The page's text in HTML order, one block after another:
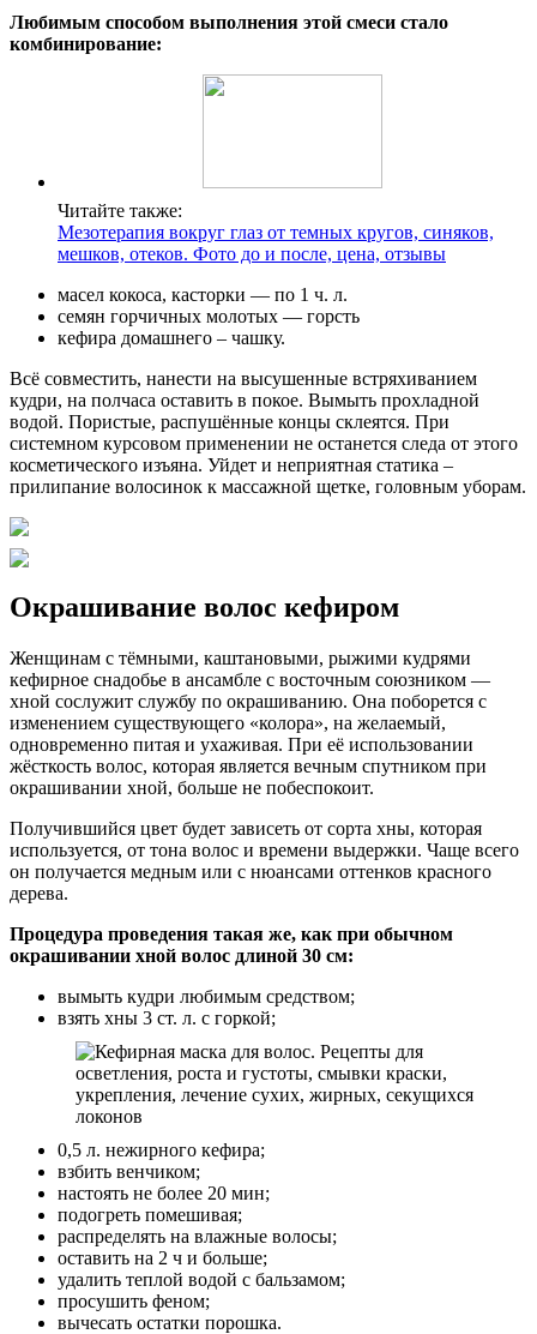
Любимым способом выполнения этой смеси стало
комбинирование:
Читайте также:
Мезотерапия вокруг глаз от темных кругов, синяков,
мешков, отеков. Фото до и после, цена, отзывы
масел кокоса, касторки — по 1 ч. л.
семян горчичных молотых — горсть
кефира домашнего – чашку.
Всё совместить, нанести на высушенные встряхиванием
кудри, на полчаса оставить в покое. Вымыть прохладной
водой. Пористые, распушённые концы склеятся. При
системном курсовом применении не останется следа от этого
косметического изъяна. Уйдет и неприятная статика –
прилипание волосинок к массажной щетке, головным уборам.
Окрашивание волос кефиром
Женщинам с тёмными, каштановыми, рыжими кудрями
кефирное снадобье в ансамбле с восточным союзником —
хной сослужит службу по окрашиванию. Она поборется с
изменением существующего «колора», на желаемый,
одновременно питая и ухаживая. При её использовании
жёсткость волос, которая является вечным спутником при
окрашивании хной, больше не побеспокоит.
Получившийся цвет будет зависеть от сорта хны, которая
используется, от тона волос и времени выдержки. Чаще всего
он получается медным или с нюансами оттенков красного
дерева.
Процедура проведения такая же, как при обычном
окрашивании хной волос длиной 30 см:
вымыть кудри любимым средством;
взять хны 3 ст. л. с горкой;
0,5 л. нежирного кефира;
взбить венчиком;
настоять не более 20 мин;
подогреть помешивая;
распределять на влажные волосы;
оставить на 2 ч и больше;
удалить теплой водой с бальзамом;
просушить феном;
вычесать остатки порошка.